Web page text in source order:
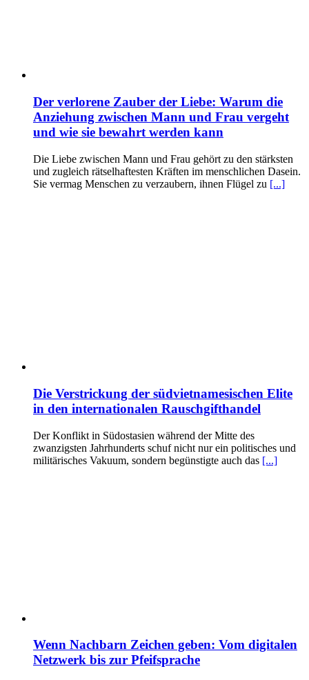
Der verlorene Zauber der Liebe: Warum die
Anziehung zwischen Mann und Frau vergeht
und wie sie bewahrt werden kann
Die Liebe zwischen Mann und Frau gehört zu den stärksten
und zugleich rätselhaftesten Kräften im menschlichen Dasein.
Sie vermag Menschen zu verzaubern, ihnen Flügel zu [...]
Die Verstrickung der südvietnamesischen Elite
in den internationalen Rauschgifthandel
Der Konflikt in Südostasien während der Mitte des
zwanzigsten Jahrhunderts schuf nicht nur ein politisches und
militärisches Vakuum, sondern begünstigte auch das [...]
Wenn Nachbarn Zeichen geben: Vom digitalen
Netzwerk bis zur Pfeifsprache